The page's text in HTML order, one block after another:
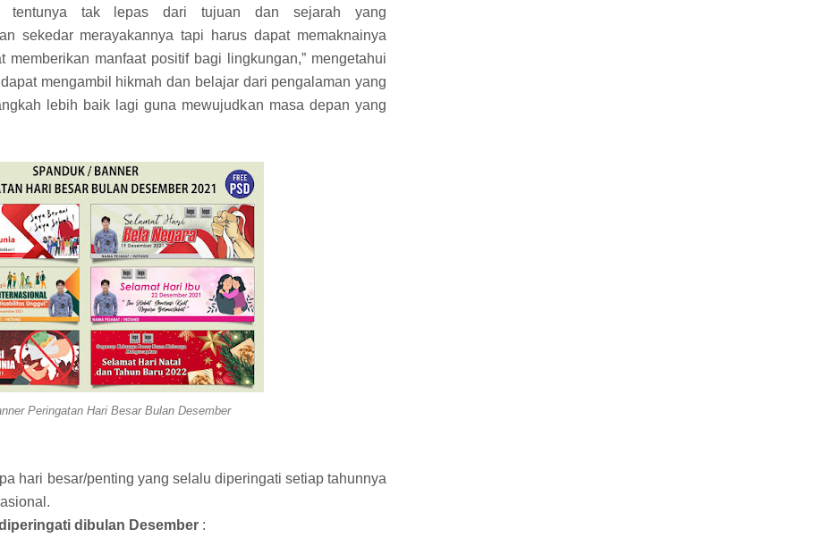
tentunya tak lepas dari tujuan dan sejarah yang
sekedar merayakannya tapi harus dapat memaknainya
manfaat positif bagi lingkungan,” mengetahui
mengambil hikmah dan belajar dari pengalaman yang
lebih baik lagi guna mewujudkan masa depan yang
Peringatan Hari Besar Bulan Desember
hari besar/penting yang selalu diperingati setiap tahunnya
dibulan Desember :